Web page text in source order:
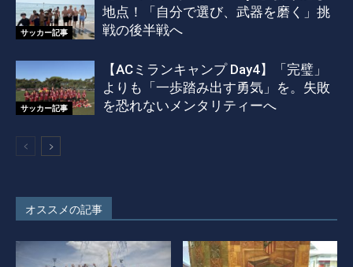
サッカー記事
地点！「自分で選び、武器を磨く」挑
戦の後半戦へ
サッカー記事
【ACミランキャンプ Day4】「完璧」
よりも「一歩踏み出す勇気」を。失敗
を恐れないメンタリティーへ
オススメの記事